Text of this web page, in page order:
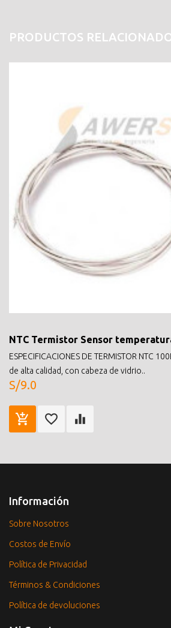
PRODUCTOS
NTC Termistor Sensor
ESPECIFICACIONES DE TERMISTOR NTC
de alta calidad, con cabeza de vidrio..
S/9.0
Información
Sobre Nosotros
Costos de Envío
Política de Privacidad
Términos & Condiciones
Política de devoluciones